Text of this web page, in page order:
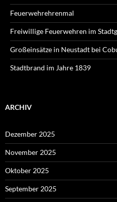
Feuerwehrehrenmal
Freiwillige Feuerwehren im
Großeinsätze in Neustadt bei
Stadtbrand im Jahre 1839
ARCHIV
Dezember 2025
November 2025
Oktober 2025
September 2025